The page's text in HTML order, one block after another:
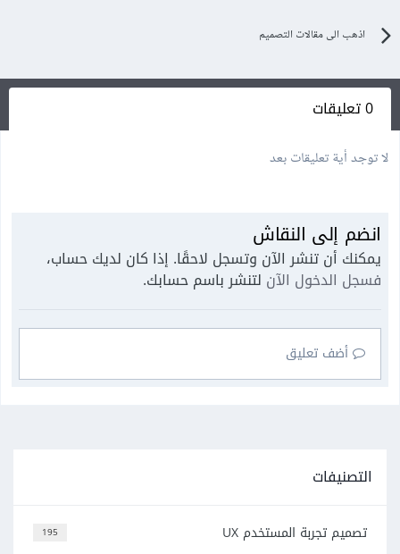
اذهب الى مقالات التصميم
0 تعليقات
لا توجد أية تعليقات بعد
انضم إلى النقاش
يمكنك أن تنشر الآن وتسجل لاحقًا. إذا كان لديك حساب،
فسجل الدخول الآن لتنشر باسم حسابك.
أضف تعليق
التصنيفات
195 تصميم تجربة المستخدم UX